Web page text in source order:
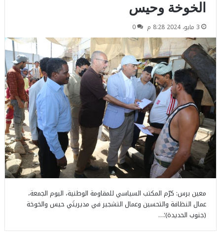
الخوخة وحيس
3 مايو، 2024 8:28 م 0
معين برس: كرّم المكتب السياسي للمقاومة الوطنية، اليوم الجمعة،
عمال النظافة والتحسين وعمال التشجير في مديريتَي حيس والخوخة
(جنوب الحديدة)؛…